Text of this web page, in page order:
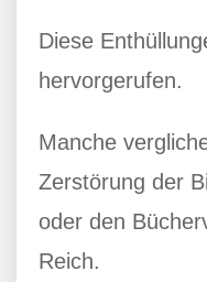
Diese
hervorgerufen.
Manche
Zerstörung der
oder den
Reich.